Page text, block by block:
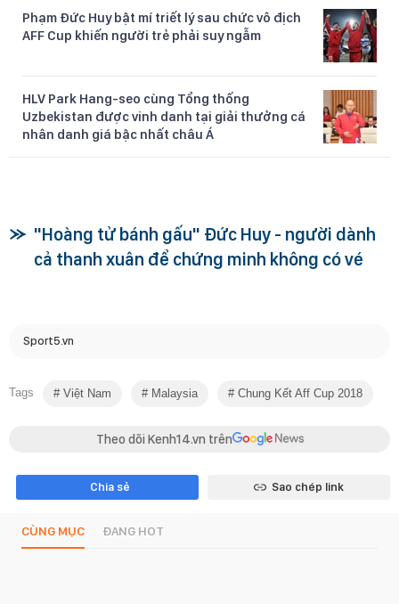
Phạm Đức Huy bật mí triết lý sau chức vô địch
AFF Cup khiến người trẻ phải suy ngẫm
HLV Park Hang-seo cùng Tổng thống
Uzbekistan được vinh danh tại giải thưởng cá
nhân danh giá bậc nhất châu Á
"Hoàng tử bánh gấu" Đức Huy - người dành
cả thanh xuân để chứng minh không có vé
Sport5.vn
Tags Việt Nam Malaysia Chung Kết Aff Cup 2018
Theo dõi Kenh14.vn trên
Chia sẻ Sao chép link
CÙNG MỤC ĐANG HOT